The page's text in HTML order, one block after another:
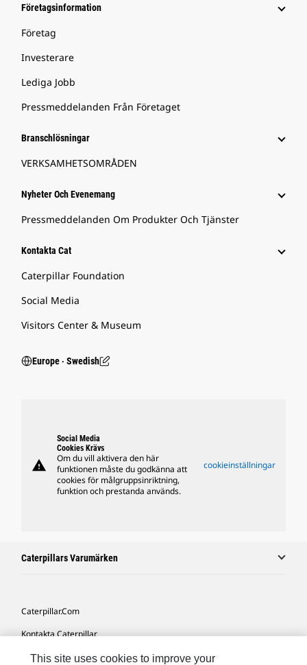
Företagsinformation
Företag
Investerare
Lediga Jobb
Pressmeddelanden Från Företaget
Branschlösningar
VERKSAMHETSOMRÅDEN
Nyheter Och Evenemang
Pressmeddelanden Om Produkter Och Tjänster
Kontakta Cat
Caterpillar Foundation
Social Media
Visitors Center & Museum
Europe ‧ Swedish
warning
Social Media
Cookies Krävs
Om du vill aktivera den här
funktionen måste du godkänna att
cookies för målgruppsinriktning,
funktion och prestanda används.
cookieinställningar
Caterpillars Varumärken
Caterpillar.com
Kontakta Caterpillar
Mina Marknadsföringspreferenser
This site uses cookies to improve your